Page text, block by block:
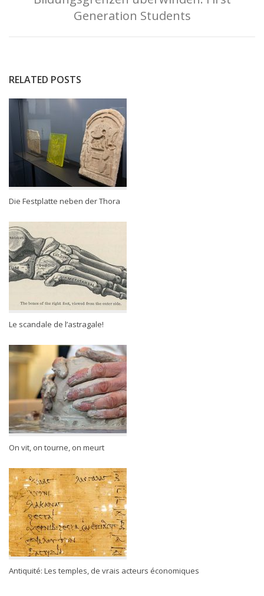
Generation Students
RELATED POSTS
Die Festplatte neben der Thora
Le scandale de l’astragale!
On vit, on tourne, on meurt
Antiquité: Les temples, de vrais acteurs économiques